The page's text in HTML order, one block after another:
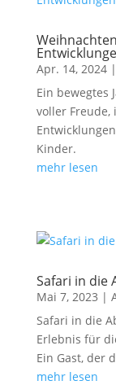
Apr. 14, 2024|
Ein bewegtes
voller Freude,
Kinder.
mehr lesen
Safari in die
Mai 7, 2023 |
Safari in die
Erlebnis für
Ein Gast, der
mehr lesen